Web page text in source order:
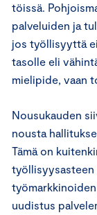
töissä.
palveluiden ja
jos työllisyyttä
tasolle eli
mielipide, vaan
Nousukauden
nousta
Tämä on
työllisyysasteen
uudistus